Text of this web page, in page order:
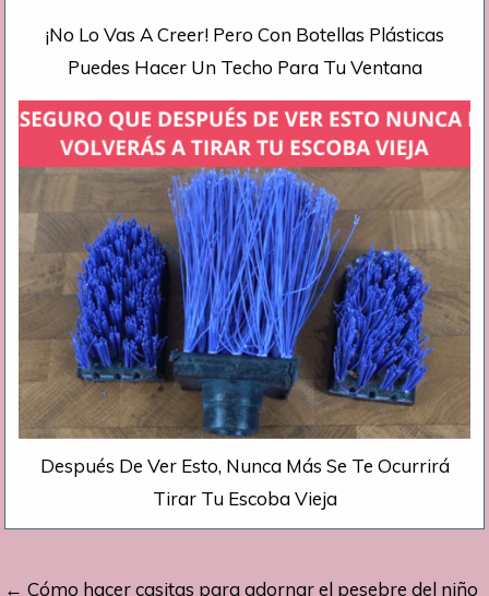
¡No Lo Vas A Creer! Pero Con Botellas Plásticas
Puedes Hacer Un Techo Para Tu Ventana
Después De Ver Esto, Nunca Más Se Te Ocurrirá
Tirar Tu Escoba Vieja
← Cómo hacer casitas para adornar el pesebre del niño